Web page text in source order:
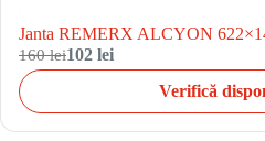
Janta REMERX ALCYON
160 lei102 lei
Verifică